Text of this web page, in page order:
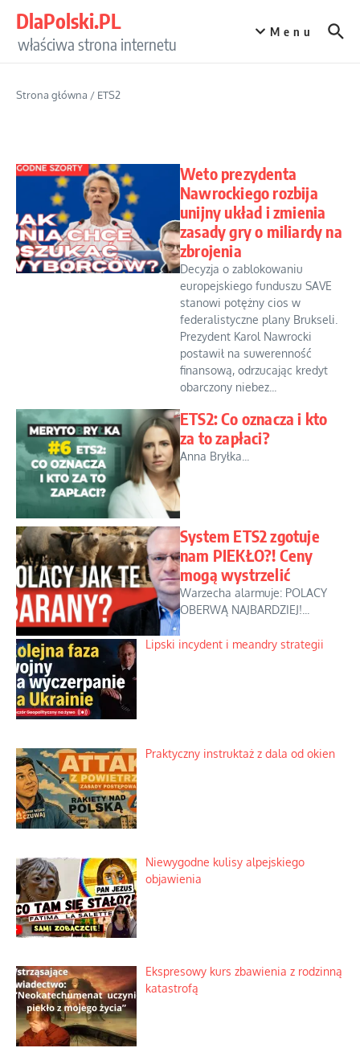
DlaPolski.PL
właściwa strona internetu
Menu
Strona główna / ETS2
Weto prezydenta
Nawrockiego rozbija
unijny układ i zmienia
zasady gry o miliardy na
zbrojenia
Decyzja o zablokowaniu
europejskiego funduszu SAVE
stanowi potężny cios w
federalistyczne plany Brukseli.
Prezydent Karol Nawrocki
postawił na suwerenność
finansową, odrzucając kredyt
obarczony niebez...
ETS2: Co oznacza i kto
za to zapłaci?
Anna Bryłka...
System ETS2 zgotuje
nam PIEKŁO?! Ceny
mogą wystrzelić
Warzecha alarmuje: POLACY
OBERWĄ NAJBARDZIEJ!...